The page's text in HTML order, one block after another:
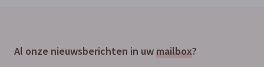
Al onze nieuwsberichten in uw mailbox?